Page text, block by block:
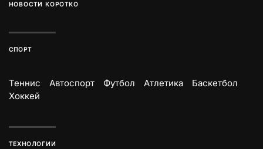
НОВОСТИ КОРОТКО
СПОРТ
Теннис Автоспорт Футбол Атлетика
Баскетбол
Хоккей
ТЕХНОЛОГИИ